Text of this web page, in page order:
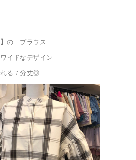
の ブラウス
イドなデザイン
る７分丈◎